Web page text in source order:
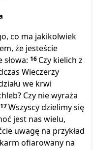
co ma jakikolwiek
że jesteście
16 Czy kielich z
Wieczerzy
we krwi
Czy nie wyraża
17Wszyscy dzielimy się
jest nas wielu,
uwagę na przykład
ofiarowany na